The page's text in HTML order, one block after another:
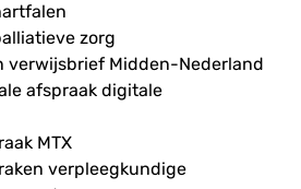
zorg
verwijsbrief Midden-Nederland
afspraak digitale
MTX
verpleegkundige